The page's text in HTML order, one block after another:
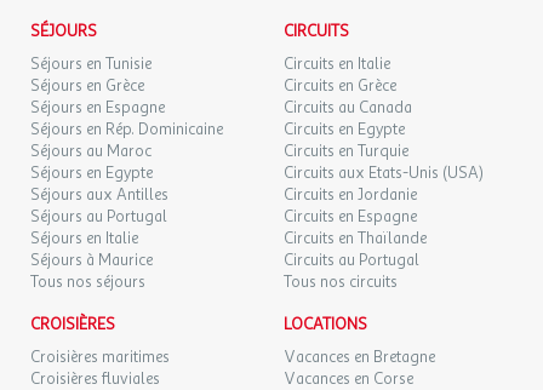
SÉJOURS
Séjours en Tunisie
Séjours en Grèce
Séjours en Espagne
Séjours en Rép. Dominicaine
Séjours au Maroc
Séjours en Egypte
Séjours aux Antilles
Séjours au Portugal
Séjours en Italie
Séjours à Maurice
Tous nos séjours
CIRCUITS
Circuits en Italie
Circuits en Grèce
Circuits au Canada
Circuits en Egypte
Circuits en Turquie
Circuits aux Etats-Unis (USA)
Circuits en Jordanie
Circuits en Espagne
Circuits en Thaïlande
Circuits au Portugal
Tous nos circuits
CROISIÈRES
Croisières maritimes
Croisières fluviales
LOCATIONS
Vacances en Bretagne
Vacances en Corse